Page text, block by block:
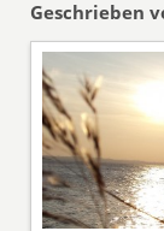
Geschrieben